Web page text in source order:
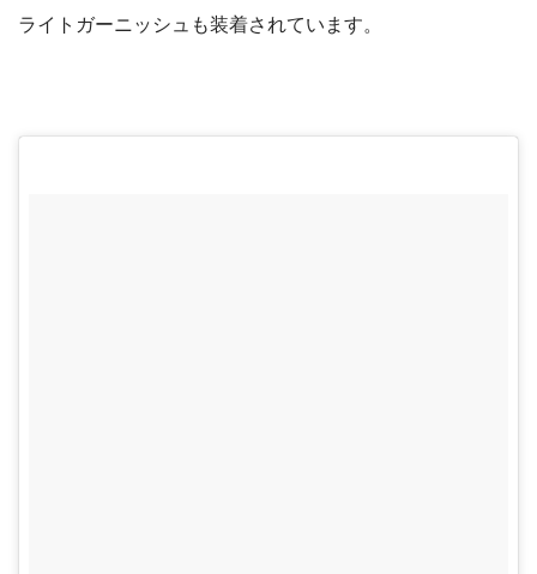
ライトガーニッシュも装着されています。